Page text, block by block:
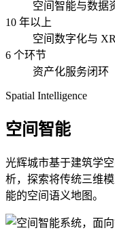
空间智能与数据
10 年以上
空间数字化与
6 个环节
资产化服务闭环
Spatial Intelligence
空间智能
光辉城市基于建筑学
析，探索将传统三维
能的空间语义地图。